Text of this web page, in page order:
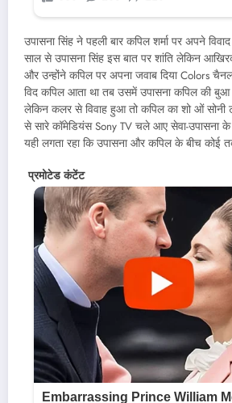
उपासना सिंह ने पहली बार कपिल शर्मा पर अपने
साल से उपासना सिंह इस बात पर शांति लेकिन
और उन्होंने कपिल पर अपना जवाब दिया Colors
विद कपिल आता था तब उसमें उपासना कपिल की बुआ
लेकिन कलर से विवाह हुआ तो कपिल का शो ओं सोनी
से सारे कॉमेडियंस Sony TV चले आए सेवा-उपासना
यही लगता रहा कि उपासना और कपिल के बीच कोई